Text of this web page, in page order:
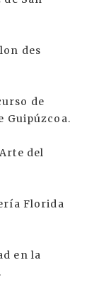
des
de
Guipúzcoa.
del
Florida
en la